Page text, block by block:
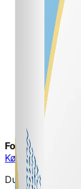
Forhandler:
Køb hos
Du vil blive